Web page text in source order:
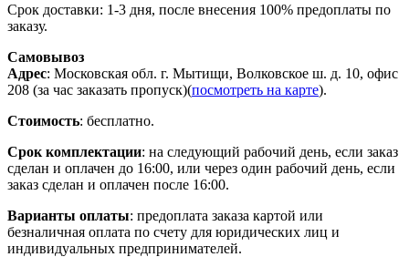
Срок доставки: 1-3 дня, после внесения 100% предоплаты по
заказу.
Самовывоз
Адрес: Московская обл. г. Мытищи, Волковское ш. д. 10, офис
208 (за час заказать пропуск)(посмотреть на карте).
Стоимость: бесплатно.
Срок комплектации: на следующий рабочий день, если заказ
сделан и оплачен до 16:00, или через один рабочий день, если
заказ сделан и оплачен после 16:00.
Варианты оплаты: предоплата заказа картой или
безналичная оплата по счету для юридических лиц и
индивидуальных предпринимателей.